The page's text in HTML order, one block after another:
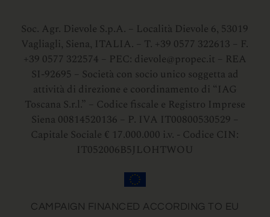
Soc. Agr. Dievole S.p.A. – Località Dievole 6, 53019
Vagliagli, Siena, ITALIA. – T. +39 0577 322613 – F.
+39 0577 322574 – PEC: dievole@propec.it – REA
SI-92695 – Società con socio unico soggetta ad
attività di direzione e coordinamento di “IAG
Toscana S.r.l.” – Codice fiscale e Registro Imprese
Siena 00814520136 – P. IVA IT00800530529 –
Capitale Sociale € 17.000.000 i.v. - Codice CIN:
IT052006B5JLOHTWOU
CAMPAIGN FINANCED ACCORDING TO EU